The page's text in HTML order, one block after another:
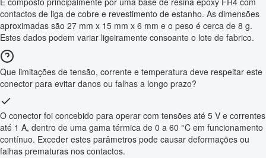
contactos de liga de cobre e revestimento de estanho. As dimensões
aproximadas são 27 mm x 15 mm x 6 mm e o peso é cerca de 8 g.
Estes dados podem variar ligeiramente consoante o lote de fabrico.
Que limitações de tensão, corrente e temperatura deve respeitar este
conector para evitar danos ou falhas a longo prazo?
O conector foi concebido para operar com tensões até 5 V e correntes
até 1 A, dentro de uma gama térmica de 0 a 60 °C em funcionamento
contínuo. Exceder estes parâmetros pode causar deformações ou
falhas prematuras nos contactos.